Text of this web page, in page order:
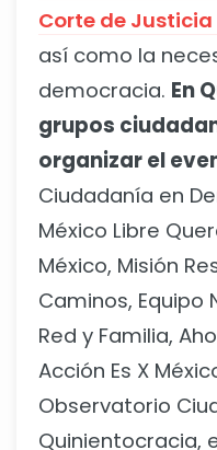
Corte de
así como la
democracia. En
grupos
organizar el
Ciudadanía en
México Libre
México, Misión
Caminos, Equipo
Red y Familia,
Acción Es X
Observatorio
Quinientocracia,